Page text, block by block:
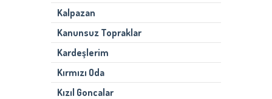
Kalpazan
Kanunsuz Topraklar
Kardeşlerim
Kırmızı Oda
Kızıl Goncalar